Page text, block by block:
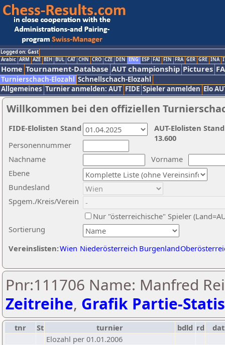
Logged on: Gast
Arabic ARM AZE BIH BUL CAT CHN CRO CZE DEN ENG ESP FAI FIN FRA GER GRE INA
Home Tournament-Database AUT championship Pictures
Turnierschach-Elozahl Schnellschach-Elozahl
Allgemeines Turnier anmelden: AUT FIDE Spieler anmelden Elo
Willkommen bei den offiziellen
Nachname
Vorname
Ebene
Sortierung
Personennummer
Bundesland
Spgem./Kreis/Verein
Nur "österreichische" Spieler
Vereinslisten:Wien Niederösterreich Burgenland
AUT-Elolisten
13.600
FIDE-Elolisten Stand
Pnr:111706 Name: Manfred
Zeitreihe, Grafik Partie-
tnr St turnier bdld rd
Elozahl per 01.01.2006